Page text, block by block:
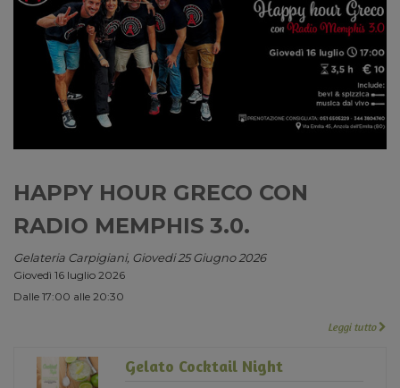
HAPPY HOUR GRECO CON
RADIO MEMPHIS 3.0.
Gelateria Carpigiani, Giovedi 25 Giugno 2026
Giovedì 16 luglio 2026
Dalle 17:00 alle 20:30
Leggi tutto
Gelato Cocktail Night